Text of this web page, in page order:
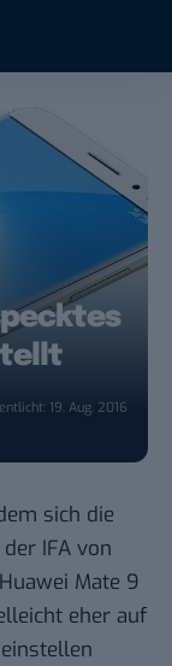
19. Aug. 2016
sich die
IFA von
Mate 9
eher auf